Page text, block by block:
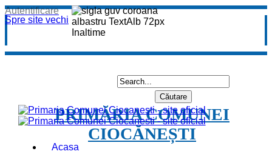
Spre site vechi
Autentificare
PRIMĂRIA COMUNEI
CIOCĂNEȘTI
Acasa